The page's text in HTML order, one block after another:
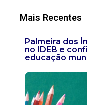
Mais Recentes
Palmeira dos
no IDEB e
educação